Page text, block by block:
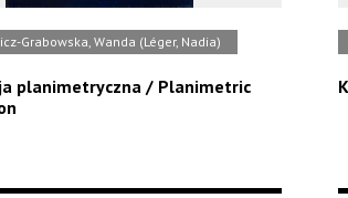
Grabowska, Wanda (Léger, Nadia)
planimetryczna / Planimetric